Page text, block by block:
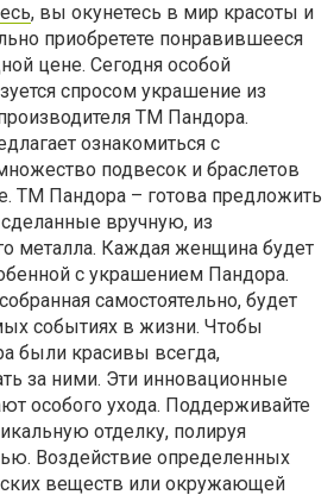
, вы окунетесь в мир красоты и
приобретете понравившееся
цене. Сегодня особой
спросом украшение из
ТМ Пандора.
ознакомиться с
подвесок и браслетов
ТМ Пандора – готова предложить
вручную, из
металла. Каждая женщина будет
с украшением Пандора.
самостоятельно, будет
событиях в жизни. Чтобы
были красивы всегда,
за ними. Эти инновационные
особого ухода. Поддерживайте
отделку, полируя
Воздействие определенных
веществ или окружающей